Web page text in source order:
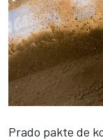
Prado pakte de